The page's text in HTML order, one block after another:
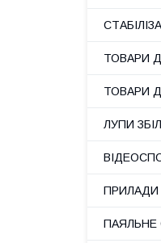
ТОВАРИ
ТОВАРИ
ЛУПИ
ПРИЛАДИ
ПАЯЛЬНЕ